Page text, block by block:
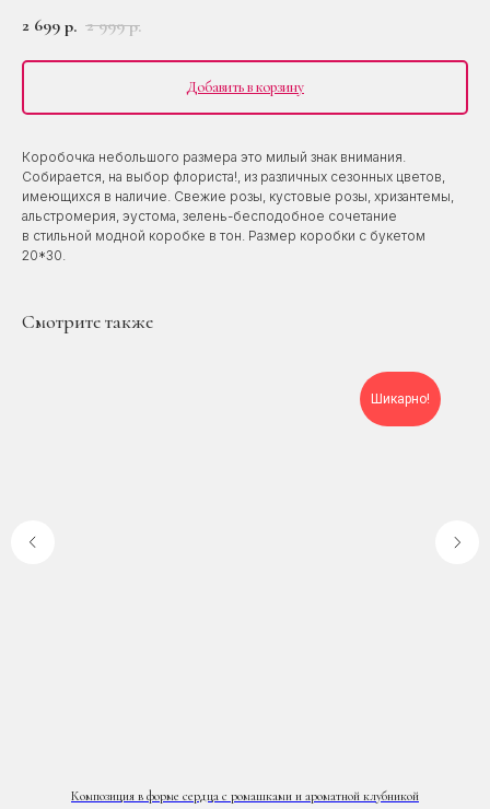
2 699 р. 2 999 р.
Добавить в корзину
Коробочка небольшого размера это милый знак внимания.
Собирается, на выбор флориста!, из различных сезонных цветов,
имеющихся в наличие. Свежие розы, кустовые розы, хризантемы,
альстромерия, эустома, зелень-бесподобное сочетание
в стильной модной коробке в тон. Размер коробки с букетом
20*30.
Смотрите также
Шикарно!
Композиция в форме сердца с ромашками и ароматной клубникой